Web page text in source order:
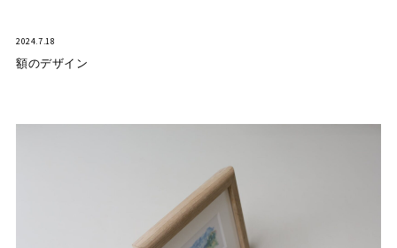
2024.7.18
額のデザイン